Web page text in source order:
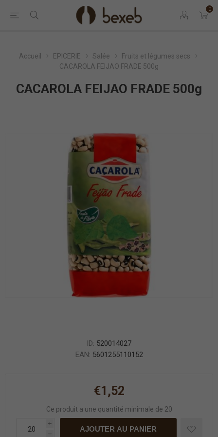
0
Accueil EPICERIE Salée
Fruits et légumes secs
CACAROLA FEIJAO FRADE 500g
CACAROLA FEIJAO FRADE 500g
ID: 520014027
EAN: 5601255110152
€1,52
Ce produit a une quantité minimale de 20
i
h
AJOUTER AU PANIER